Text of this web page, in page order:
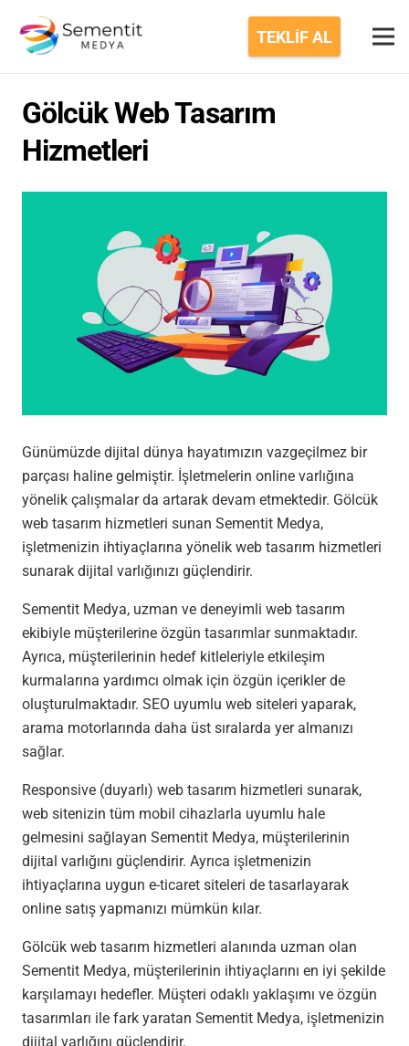
TEKLİF AL
Gölcük Web Tasarım
Hizmetleri
Günümüzde dijital dünya hayatımızın vazgeçilmez bir
parçası haline gelmiştir. İşletmelerin online varlığına
yönelik çalışmalar da artarak devam etmektedir. Gölcük
web tasarım hizmetleri sunan Sementit Medya,
işletmenizin ihtiyaçlarına yönelik web tasarım hizmetleri
sunarak dijital varlığınızı güçlendirir.
Sementit Medya, uzman ve deneyimli web tasarım
ekibiyle müşterilerine özgün tasarımlar sunmaktadır.
Ayrıca, müşterilerinin hedef kitleleriyle etkileşim
kurmalarına yardımcı olmak için özgün içerikler de
oluşturulmaktadır. SEO uyumlu web siteleri yaparak,
arama motorlarında daha üst sıralarda yer almanızı
sağlar.
Responsive (duyarlı) web tasarım hizmetleri sunarak,
web sitenizin tüm mobil cihazlarla uyumlu hale
gelmesini sağlayan Sementit Medya, müşterilerinin
dijital varlığını güçlendirir. Ayrıca işletmenizin
ihtiyaçlarına uygun e-ticaret siteleri de tasarlayarak
online satış yapmanızı mümkün kılar.
Gölcük web tasarım hizmetleri alanında uzman olan
Sementit Medya, müşterilerinin ihtiyaçlarını en iyi şekilde
karşılamayı hedefler. Müşteri odaklı yaklaşımı ve özgün
tasarımları ile fark yaratan Sementit Medya, işletmenizin
dijital varlığını güçlendirir.